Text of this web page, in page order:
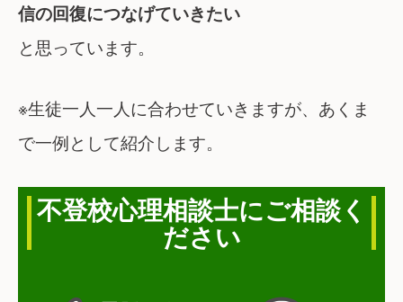
信の回復につなげていきたい
と思っています。
※生徒一人一人に合わせていきますが、あくま
で一例として紹介します。
不登校心理相談士にご相談く
ださい